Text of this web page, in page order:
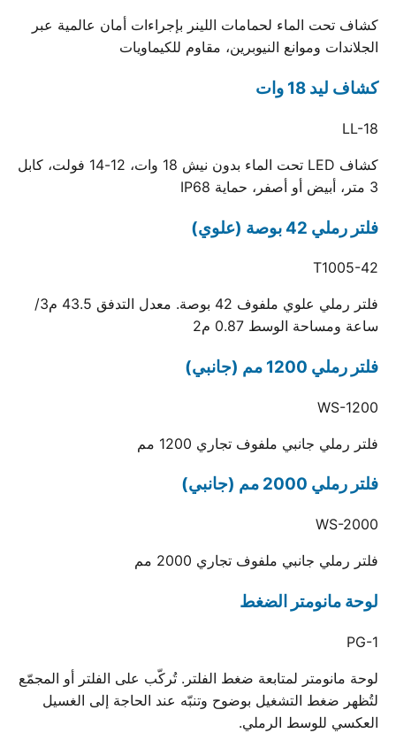
كشاف تحت الماء لحمامات اللينر بإجراءات أمان عالمية عبر
الجلاندات وموانع النيوبرين، مقاوم للكيماويات
كشاف ليد 18 وات
LL-18
كشاف LED تحت الماء بدون نيش 18 وات، 12-14 فولت، كابل
3 متر، أبيض أو أصفر، حماية IP68
فلتر رملي 42 بوصة (علوي)
T1005-42
فلتر رملي علوي ملفوف 42 بوصة. معدل التدفق 43.5 م3/
ساعة ومساحة الوسط 0.87 م2
فلتر رملي 1200 مم (جانبي)
WS-1200
فلتر رملي جانبي ملفوف تجاري 1200 مم
فلتر رملي 2000 مم (جانبي)
WS-2000
فلتر رملي جانبي ملفوف تجاري 2000 مم
لوحة مانومتر الضغط
PG-1
لوحة مانومتر لمتابعة ضغط الفلتر. تُركّب على الفلتر أو المجمّع
لتُظهر ضغط التشغيل بوضوح وتنبّه عند الحاجة إلى الغسيل
العكسي للوسط الرملي.